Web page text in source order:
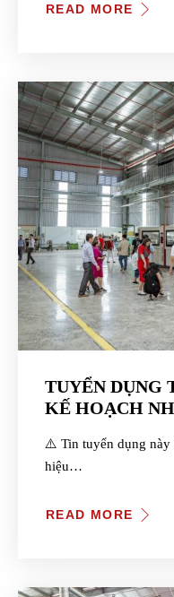
READ MORE
TUYỂN DỤNG
KẾ HOẠCH
⚠️ Tin tuyển dụng này
hiệu…
READ MORE